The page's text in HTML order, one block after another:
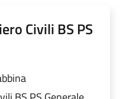
Civili BS PS